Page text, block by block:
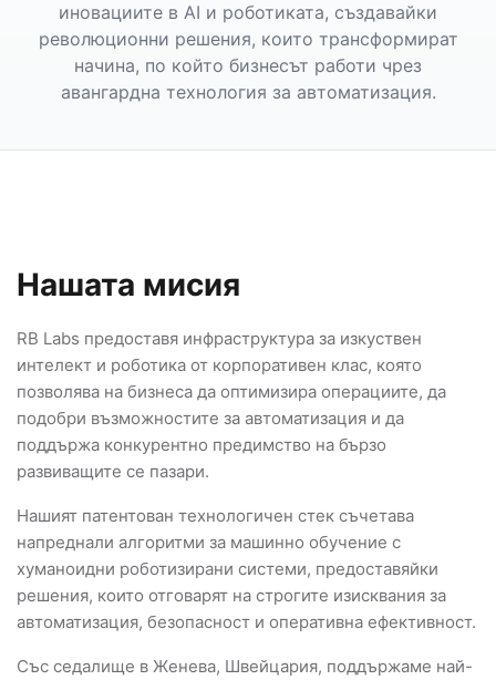
иновациите в AI и роботиката, създавайки
революционни решения, които трансформират
начина, по който бизнесът работи чрез
авангардна технология за автоматизация.
Нашата мисия
RB Labs предоставя инфраструктура за изкуствен
интелект и роботика от корпоративен клас, която
позволява на бизнеса да оптимизира операциите, да
подобри възможностите за автоматизация и да
поддържа конкурентно предимство на бързо
развиващите се пазари.
Нашият патентован технологичен стек съчетава
напреднали алгоритми за машинно обучение с
хуманоидни роботизирани системи, предоставяйки
решения, които отговарят на строгите изисквания за
автоматизация, безопасност и оперативна ефективност.
Със седалище в Женева, Швейцария, поддържаме най-